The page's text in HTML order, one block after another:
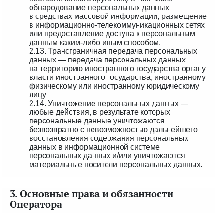
обнародование персональных данных
в средствах массовой информации, размещение
в информационно-телекоммуникационных сетях
или предоставление доступа к персональным
данным каким-либо иным способом.
2.13. Трансграничная передача персональных
данных — передача персональных данных
на территорию иностранного государства органу
власти иностранного государства, иностранному
физическому или иностранному юридическому
лицу.
2.14. Уничтожение персональных данных —
любые действия, в результате которых
персональные данные уничтожаются
безвозвратно с невозможностью дальнейшего
восстановления содержания персональных
данных в информационной системе
персональных данных и/или уничтожаются
материальные носители персональных данных.
3. Основные права и обязанности
Оператора